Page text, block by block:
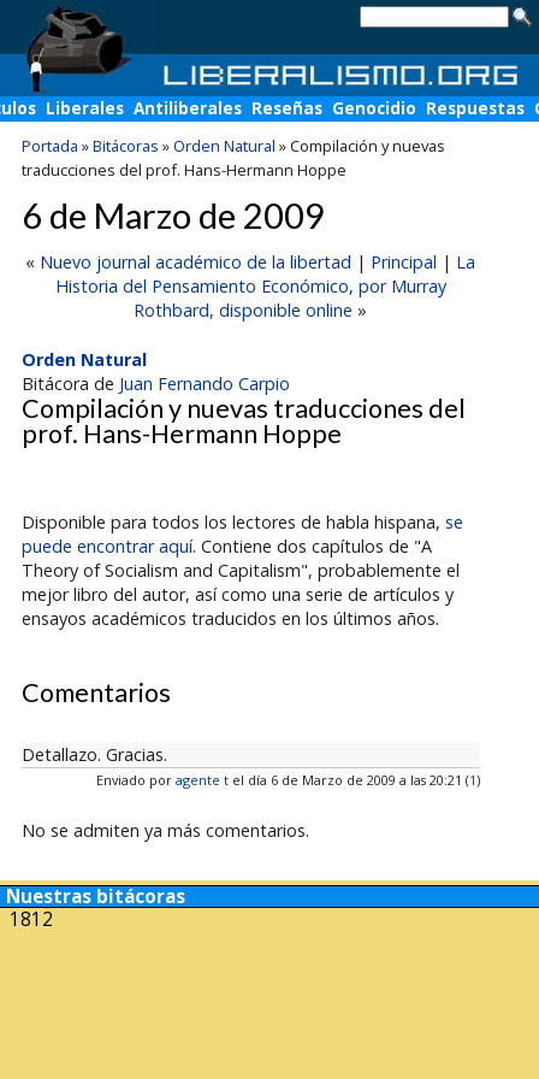
Liberales Antiliberales Reseñas Genocidio Respuestas
Portada »Bitácoras »Orden Natural »Compilación y nuevas
traducciones del prof. Hans-Hermann Hoppe
6 de Marzo de 2009
« Nuevo journal académico de la libertad | Principal | La
Historia del Pensamiento Económico, por Murray
Rothbard, disponible online »
Orden Natural
Bitácora de Juan Fernando Carpio
Compilación y nuevas traducciones del
prof. Hans-Hermann Hoppe
Disponible para todos los lectores de habla hispana, se
puede encontrar aquí. Contiene dos capítulos de "A
Theory of Socialism and Capitalism", probablemente el
mejor libro del autor, así como una serie de artículos y
ensayos académicos traducidos en los últimos años.
Comentarios
Detallazo. Gracias.
Enviado por agente tel día 6 de Marzo de 2009 a las 20:21 (1)
No se admiten ya más comentarios.
Nuestras bitácoras
1812